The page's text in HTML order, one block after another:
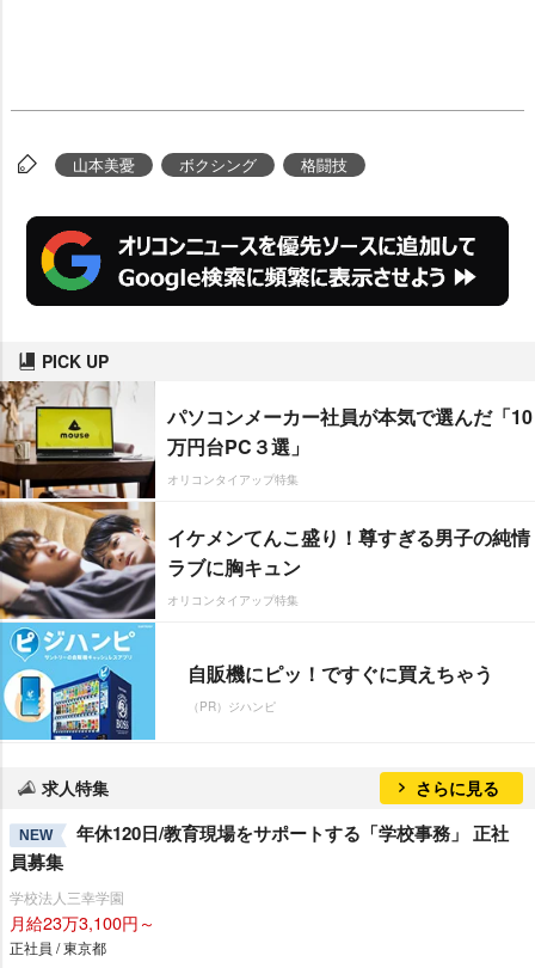
山本美憂 ボクシング 格闘技
PICK UP
パソコンメーカー社員が本気で選んだ「10
万円台PC３選」
オリコンタイアップ特集
イケメンてんこ盛り！尊すぎる男子の純情
ラブに胸キュン
オリコンタイアップ特集
自販機にピッ！ですぐに買えちゃう
（PR）ジハンピ
求人特集 さらに見る
NEW
年休120日/教育現場をサポートする「学校事務」 正社
員募集
学校法人三幸学園
月給23万3,100円～
正社員 / 東京都